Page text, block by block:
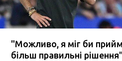
"Можливо, я міг би
більш правильні